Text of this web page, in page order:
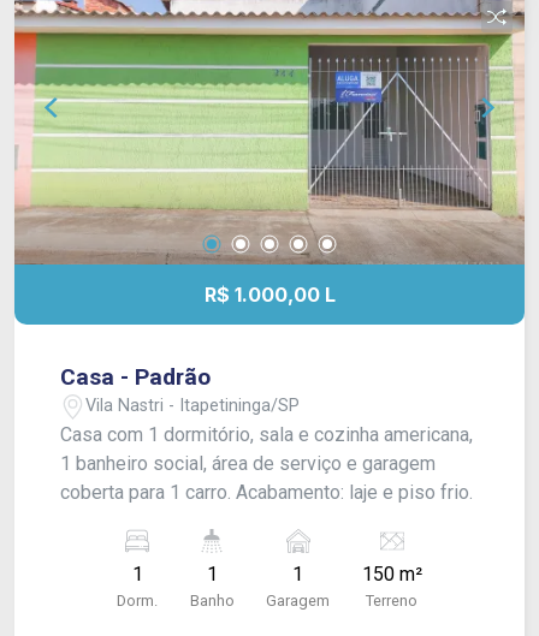
R$ 1.000,00 L
Casa - Padrão
Vila Nastri - Itapetininga/SP
Casa com 1 dormitório, sala e cozinha americana,
1 banheiro social, área de serviço e garagem
coberta para 1 carro. Acabamento: laje e piso frio.
1
Dorm.
1
Banho
1
Garagem
150 m²
Terreno